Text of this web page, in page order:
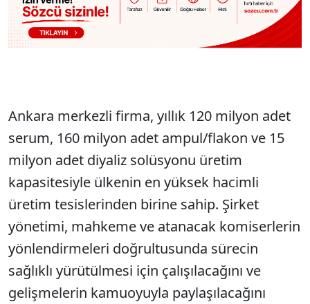
Ankara merkezli firma, yıllık 120 milyon adet
serum, 160 milyon adet ampul/flakon ve 15
milyon adet diyaliz solüsyonu üretim
kapasitesiyle ülkenin en yüksek hacimli
üretim tesislerinden birine sahip. Şirket
yönetimi, mahkeme ve atanacak komiserlerin
yönlendirmeleri doğrultusunda sürecin
sağlıklı yürütülmesi için çalışılacağını ve
gelişmelerin kamuoyuyla paylaşılacağını